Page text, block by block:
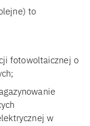
to
fotowoltaicznej o
w